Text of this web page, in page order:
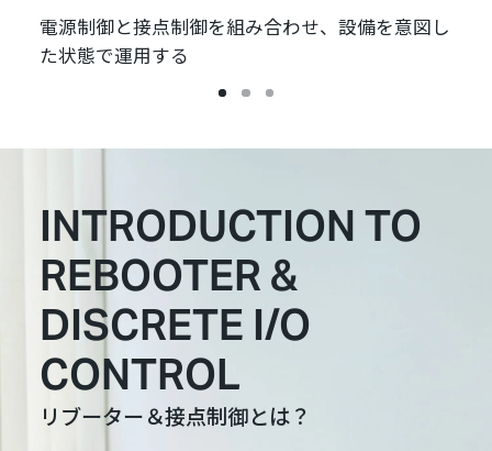
電源制御と接点制御を組み合わせ、設備を意図し
た状態で運用する
1 2 3
INTRODUCTION TO
REBOOTER &
DISCRETE I/O
CONTROL
リブーター＆接点制御とは？